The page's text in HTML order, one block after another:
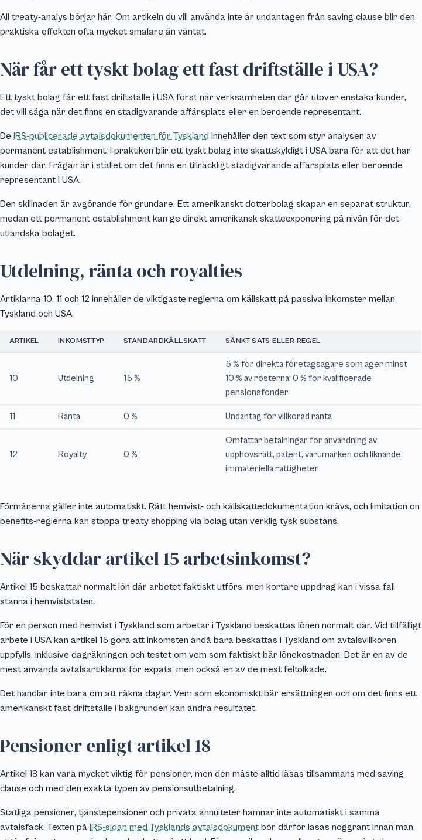
All treaty-analys börjar här. Om artikeln du vill använda inte är undantagen från saving clause blir den
praktiska effekten ofta mycket smalare än väntat.
När får ett tyskt bolag ett fast driftställe i USA?
Ett tyskt bolag får ett fast driftställe i USA först när verksamheten där går utöver enstaka kunder,
det vill säga när det finns en stadigvarande affärsplats eller en beroende representant.
De IRS-publicerade avtalsdokumenten för Tyskland innehåller den text som styr analysen av
permanent establishment. I praktiken blir ett tyskt bolag inte skattskyldigt i USA bara för att det har
kunder där. Frågan är i stället om det finns en tillräckligt stadigvarande affärsplats eller beroende
representant i USA.
Den skillnaden är avgörande för grundare. Ett amerikanskt dotterbolag skapar en separat struktur,
medan ett permanent establishment kan ge direkt amerikansk skatteexponering på nivån för det
utländska bolaget.
Utdelning, ränta och royalties
Artiklarna 10, 11 och 12 innehåller de viktigaste reglerna om källskatt på passiva inkomster mellan
Tyskland och USA.
ARTIKEL INKOMSTTYP STANDARDKÄLLSKATT SÄNKT SATS ELLER REGEL
10 Utdelning 15 %
5 % för direkta företagsägare som äger minst
10 % av rösterna; 0 % för kvalificerade
pensionsfonder
11 Ränta 0 % Undantag för villkorad ränta
12 Royalty 0 %
Omfattar betalningar för användning av
upphovsrätt, patent, varumärken och liknande
immateriella rättigheter
Förmånerna gäller inte automatiskt. Rätt hemvist- och källskattedokumentation krävs, och limitation on
benefits-reglerna kan stoppa treaty shopping via bolag utan verklig tysk substans.
När skyddar artikel 15 arbetsinkomst?
Artikel 15 beskattar normalt lön där arbetet faktiskt utförs, men kortare uppdrag kan i vissa fall
stanna i hemviststaten.
För en person med hemvist i Tyskland som arbetar i Tyskland beskattas lönen normalt där. Vid tillfälligt
arbete i USA kan artikel 15 göra att inkomsten ändå bara beskattas i Tyskland om avtalsvillkoren
uppfylls, inklusive dagräkningen och testet om vem som faktiskt bär lönekostnaden. Det är en av de
mest använda avtalsartiklarna för expats, men också en av de mest feltolkade.
Det handlar inte bara om att räkna dagar. Vem som ekonomiskt bär ersättningen och om det finns ett
amerikanskt fast driftställe i bakgrunden kan ändra resultatet.
Pensioner enligt artikel 18
Artikel 18 kan vara mycket viktig för pensioner, men den måste alltid läsas tillsammans med saving
clause och med den exakta typen av pensionsutbetalning.
Statliga pensioner, tjänstepensioner och privata annuiteter hamnar inte automatiskt i samma
avtalsfack. Texten på IRS-sidan med Tysklands avtalsdokument bör därför läsas noggrant innan man